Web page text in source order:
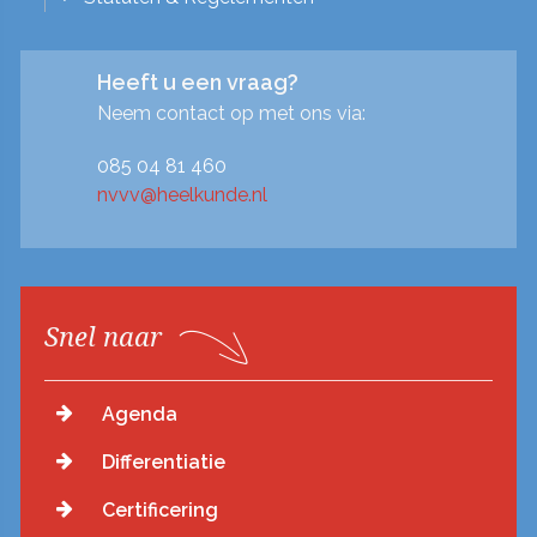
Heeft u een vraag?
Neem contact op met ons via:
085 04 81 460
nvvv@heelkunde.nl
Snel naar
Agenda
Differentiatie
Certificering